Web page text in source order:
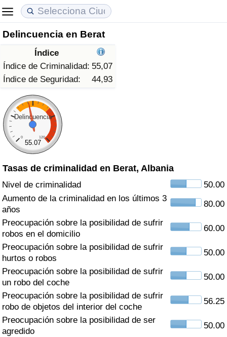
Delincuencia en Berat
Índice
Índice de Criminalidad: 55,07
Índice de Seguridad:
44,93
Delincuencia
0 120
55.07
Tasas de criminalidad en Berat, Albania
Nivel de criminalidad
50.00
Aumento de la criminalidad en los últimos 3
años
80.00
Preocupación sobre la posibilidad de sufrir
robos en el domicilio
60.00
Preocupación sobre la posibilidad de sufrir
hurtos o robos
50.00
Preocupación sobre la posibilidad de sufrir
un robo del coche
50.00
Preocupación sobre la posibilidad de sufrir
robo de objetos del interior del coche
56.25
Preocupación sobre la posibilidad de ser
agredido
50.00
Coste de vida
Índice de Costo de Vida (Actual)
Índice de Costo de Vida
Índice de costo de vida por país
en aqaba
Precios de las propiedades
Índice de Precios de Inmuebles (Actual)
Índice de Precios de Inmuebles
Índice de Precios de Inmuebles por País
Calidad de Vida
Índice de Calidad de Vida
Índice de Calidad de Vida (Actual)
Índice de calidad de vida por país
Delincuencia
Calificación del Índice de Criminalidad
(Actual)
Índice de Criminalidad
Índice de criminalidad por país
Sanidad
Índice de Sanidad (Actual)
Índice de Sanidad
Índice de Sanidad por País